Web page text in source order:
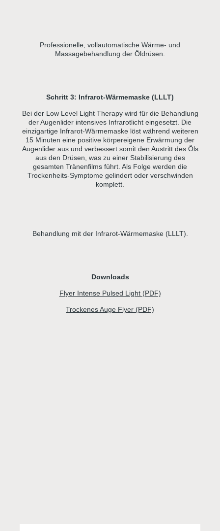
Professionelle, vollautomatische Wärme- und
Massagebehandlung der Öldrüsen.
Schritt 3: Infrarot-Wärmemaske (LLLT)
Bei der Low Level Light Therapy wird für die Behandlung
der Augenlider intensives Infrarotlicht eingesetzt. Die
einzigartige Infrarot-Wärmemaske löst während weiteren
15 Minuten eine positive körpereigene Erwärmung der
Augenlider aus und verbessert somit den Austritt des Öls
aus den Drüsen, was zu einer Stabilisierung des
gesamten Tränenfilms führt. Als Folge werden die
Trockenheits-Symptome gelindert oder verschwinden
komplett.
Behandlung mit der Infrarot-Wärmemaske (LLLT).
Downloads
Flyer Intense Pulsed Light (PDF)
Trockenes Auge Flyer (PDF)